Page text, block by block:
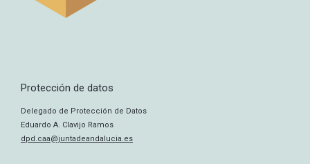
Protección de datos
Delegado de Protección de Datos
Eduardo A. Clavijo Ramos
dpd.caa@juntadeandalucia.es